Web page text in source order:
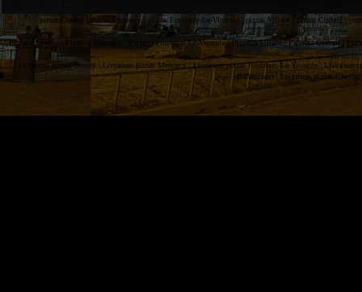
pizzas Ormoy | pizzas Mennecy | pizzas Fontenay-Le-Vicomte | pizzas Villabe | pizzas Corbeil |
Pizzeria Ormoy | Pizzeria Mennecy | Pizzeria Fontenay-Le-Vicomte |Pizzeria Villabe |Pizzeria Corbeil |
Livraison pizzas Ormoy | Livraison pizzas Mennecy |Livraison pizzas Fontenay-Le-Vicomte | Livraison
Ballancourt | Livraison pizzas